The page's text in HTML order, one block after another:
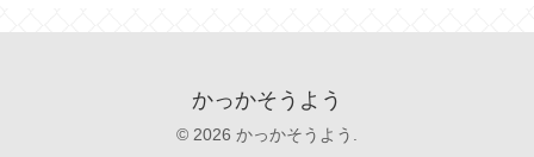
かっかそうよう
© 2026 かっかそうよう.